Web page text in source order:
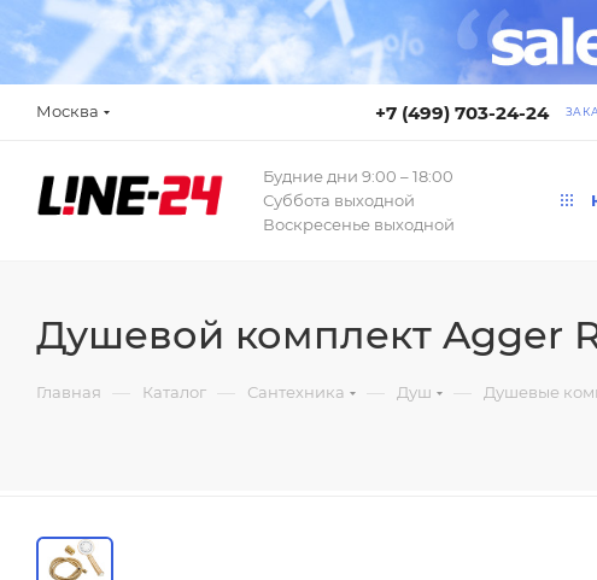
Москва +7 (499) 703-24-24
Будние дни 9:00 – 18:00
Суббота выходной
Воскресенье выходной
Душевой комплект Agger
Главная — Каталог — Сантехника — Душ — Душевые